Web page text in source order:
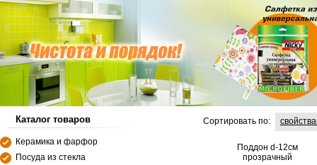
Каталог товаров
Керамика и фарфор
Посуда из стекла
Сортировать по:
Поддон d-12см
прозрачный